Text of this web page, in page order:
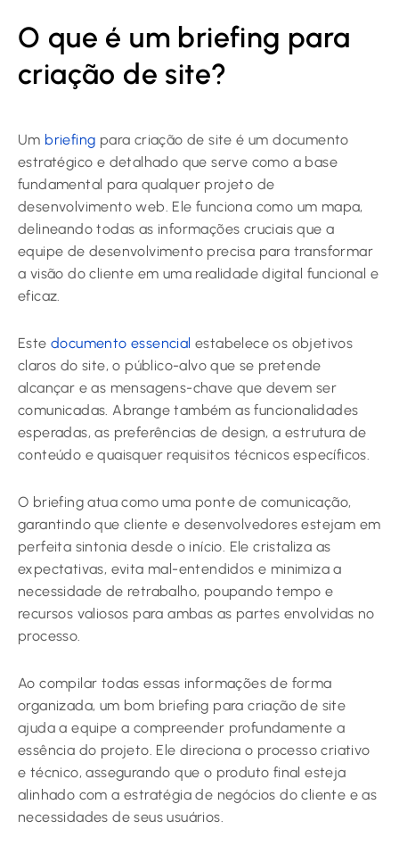
O que é um briefing para
criação de site?
Um briefing para criação de site é um documento
estratégico e detalhado que serve como a base
fundamental para qualquer projeto de
desenvolvimento web. Ele funciona como um mapa,
delineando todas as informações cruciais que a
equipe de desenvolvimento precisa para transformar
a visão do cliente em uma realidade digital funcional e
eficaz.
Este documento essencial estabelece os objetivos
claros do site, o público-alvo que se pretende
alcançar e as mensagens-chave que devem ser
comunicadas. Abrange também as funcionalidades
esperadas, as preferências de design, a estrutura de
conteúdo e quaisquer requisitos técnicos específicos.
O briefing atua como uma ponte de comunicação,
garantindo que cliente e desenvolvedores estejam em
perfeita sintonia desde o início. Ele cristaliza as
expectativas, evita mal-entendidos e minimiza a
necessidade de retrabalho, poupando tempo e
recursos valiosos para ambas as partes envolvidas no
processo.
Ao compilar todas essas informações de forma
organizada, um bom briefing para criação de site
ajuda a equipe a compreender profundamente a
essência do projeto. Ele direciona o processo criativo
e técnico, assegurando que o produto final esteja
alinhado com a estratégia de negócios do cliente e as
necessidades de seus usuários.